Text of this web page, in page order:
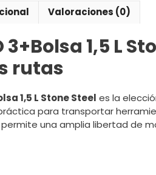
cantidad
Valoraciones (0)
3+Bolsa 1,5 L
rutas
1,5 L Stone Steel es la
para transportar
una amplia libertad de